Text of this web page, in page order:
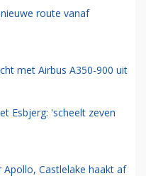
route vanaf
met Airbus A350-900 uit
Esbjerg: 'scheelt zeven
Castlelake haakt af